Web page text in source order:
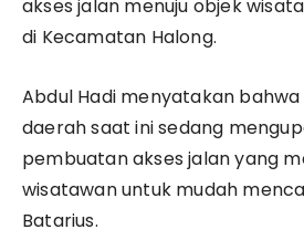
akses jalan menuju objek
di Kecamatan Halong.
Abdul Hadi menyatakan
daerah saat ini sedang
pembuatan akses jalan yang
wisatawan untuk mudah
Batarius.